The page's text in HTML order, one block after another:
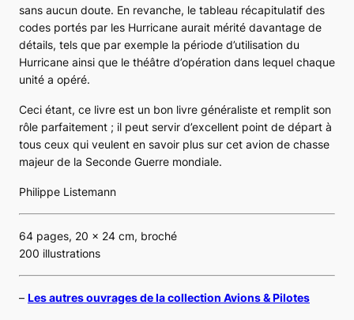
sans aucun doute. En revanche, le tableau récapitulatif des
codes portés par les Hurricane aurait mérité davantage de
détails, tels que par exemple la période d’utilisation du
Hurricane ainsi que le théâtre d’opération dans lequel chaque
unité a opéré.
Ceci étant, ce livre est un bon livre généraliste et remplit son
rôle parfaitement ; il peut servir d’excellent point de départ à
tous ceux qui veulent en savoir plus sur cet avion de chasse
majeur de la Seconde Guerre mondiale.
Philippe Listemann
64 pages, 20 x 24 cm, broché
200 illustrations
– Les autres ouvrages de la collection Avions & Pilotes